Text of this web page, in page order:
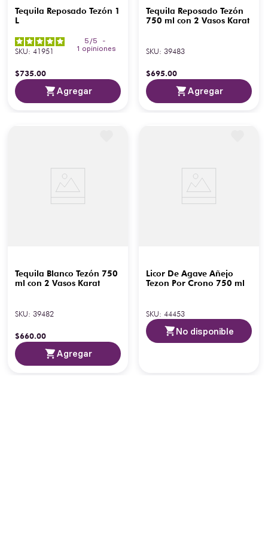
Tequila Reposado Tezón 1
L
5 /5
-
1 opiniones
SKU: 41951
$735.00
Agregar
Tequila Reposado Tezón
750 ml con 2 Vasos Karat
SKU: 39483
$695.00
Agregar
Tequila Blanco Tezón 750
ml con 2 Vasos Karat
SKU: 39482
$660.00
Agregar
Licor De Agave Añejo
Tezon Por Crono 750 ml
SKU: 44453
No disponible